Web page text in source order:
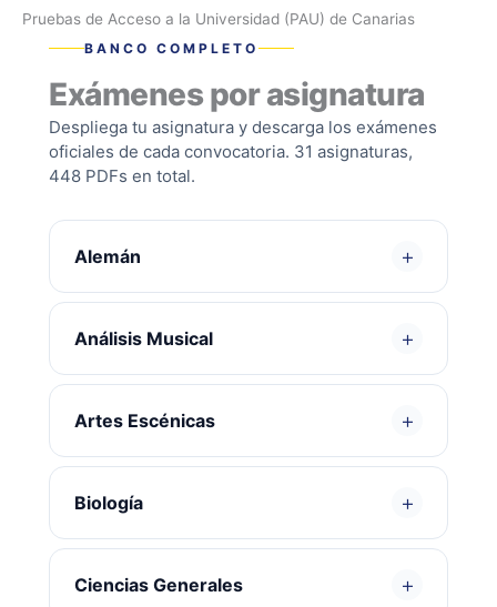
Pruebas de Acceso a la Universidad (PAU) de Canarias
BANCO COMPLETO
Exámenes por asignatura
Despliega tu asignatura y descarga los exámenes
oficiales de cada convocatoria. 31 asignaturas,
448 PDFs en total.
Alemán +
Análisis Musical +
Artes Escénicas +
Biología +
Ciencias Generales +